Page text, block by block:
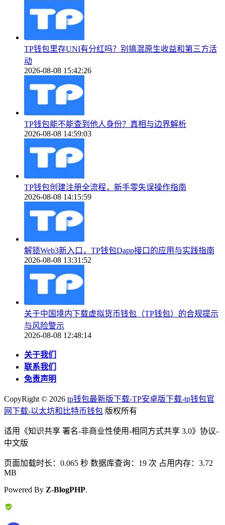
TP钱包里存UNI有分红吗？别搞混原生收益和第三方活
动
2026-08-08 15:42:26
TP钱包能不能查到他人身份？真相与边界解析
2026-08-08 14:59:03
TP钱包创建注册全流程，新手零失误操作指南
2026-08-08 14:15:59
解锁Web3新入口，TP钱包Dapp接口的应用与实践指南
2026-08-08 13:31:52
关于中国境内下载虚拟货币钱包（TP钱包）的合规提示
与风险警示
2026-08-08 12:48:14
关于我们
联系我们
免责声明
CopyRight © 2026 tp钱包最新版下载-TP安卓版下载-tp钱包官
网下载-以太坊和比特币钱包 版权所有
适用《知识共享 署名-非商业性使用-相同方式共享 3.0》协议-
中文版
页面加载时长：0.065 秒 数据库查询：19 次 占用内存：3.72
MB
Powered By Z-BlogPHP.